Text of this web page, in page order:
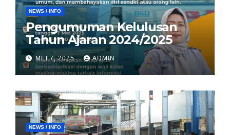
NEWS / INFO
Pengumuman Kelulusan
Tahun Ajaran 2024/2025
MEI 7, 2025 ADMIN
NEWS / INFO